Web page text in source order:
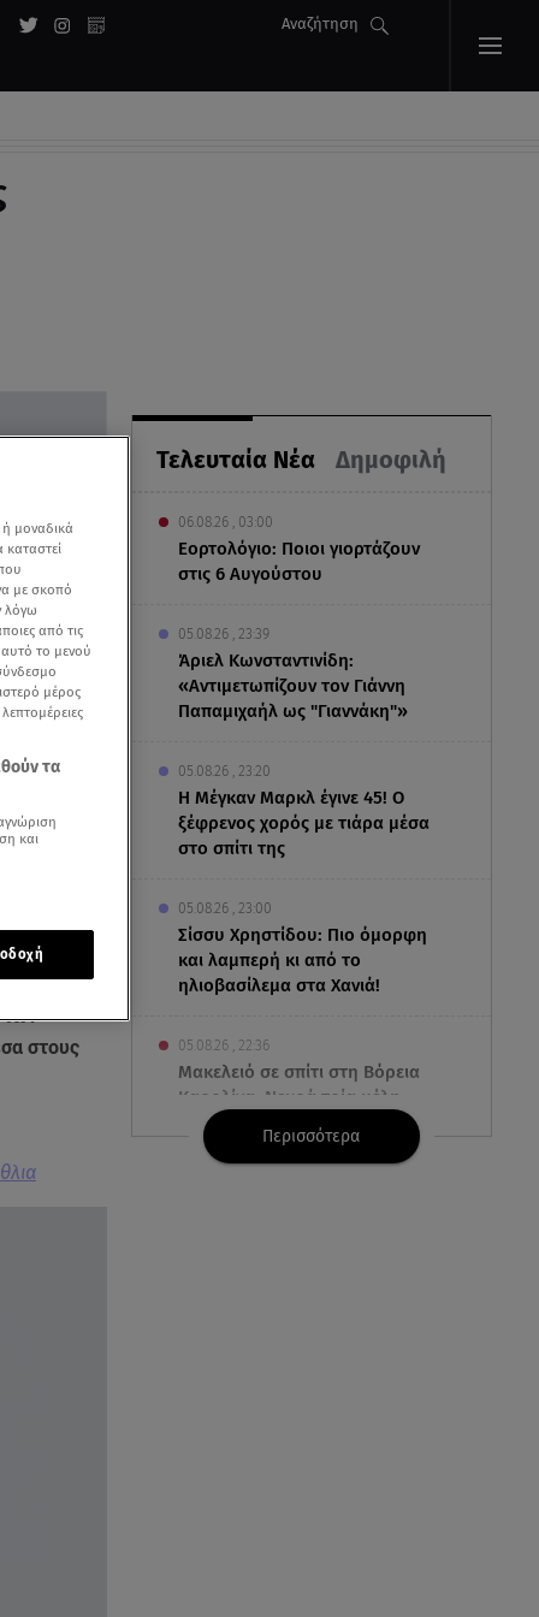
Αναζήτηση
Τελευταία Νέα Δημοφιλή
06.08.26 , 03:00
Εορτολόγιο: Ποιοι γιορτάζουν
στις 6 Αυγούστου
05.08.26 , 23:39
Άριελ Κωνσταντινίδη:
«Αντιμετωπίζουν τον Γιάννη
Παπαμιχαήλ ως "Γιαννάκη"»
05.08.26 , 23:20
Η Μέγκαν Μαρκλ έγινε 45! Ο
ξέφρενος χορός με τιάρα μέσα
στο σπίτι της
05.08.26 , 23:00
Σίσσυ Χρηστίδου: Πιο όμορφη
και λαμπερή κι από το
ηλιοβασίλεμα στα Χανιά!
05.08.26 , 22:36
Μακελειό σε σπίτι στη Βόρεια
Καρολίνα: Νεκρά τρία μέλη
οικογένειας
Περισσότερα
των
στους
μοναδικά
με σκοπό
λόγω
από τις
αυτό το μενού
μέρος
τα
και